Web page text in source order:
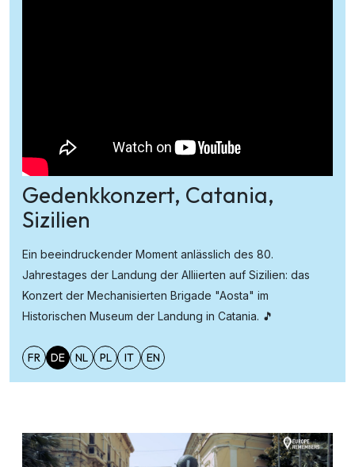
Gedenkkonzert, Catania,
Sizilien
Ein beeindruckender Moment anlässlich des 80.
Jahrestages der Landung der Alliierten auf Sizilien: das
Konzert der Mechanisierten Brigade "Aosta" im
Historischen Museum der Landung in Catania. 🎵
FR DE NL PL IT EN